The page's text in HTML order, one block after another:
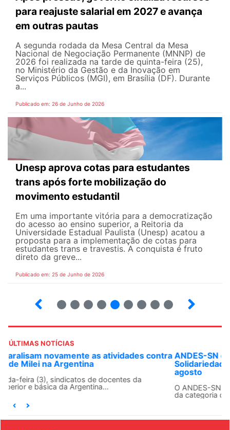
para reajuste salarial em 2027 e avança
em outras pautas
A segunda rodada da Mesa Central da Mesa
Nacional de Negociação Permanente (MNNP) de
2026 foi realizada na tarde de quinta-feira (25),
no Ministério da Gestão e da Inovação em
Serviços Públicos (MGI), em Brasília (DF). Durante
a...
Publicado em: 26 de Junho de 2026
Unesp aprova cotas para estudantes
trans após forte mobilização do
movimento estudantil
Em uma importante vitória para a democratização
do acesso ao ensino superior, a Reitoria da
Universidade Estadual Paulista (Unesp) acatou a
proposta para a implementação de cotas para
estudantes trans e travestis. A conquista é fruto
direto da greve...
Publicado em: 25 de Junho de 2026
ÚLTIMAS NOTÍCIAS
ANDES-SN convoca docentes para Dia de
Solidariedade Internacionalista com Cuba em 13 de
O ANDES-SN conclama suas seções sindicais e o conjunto